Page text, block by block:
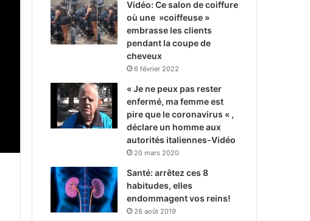
Vidéo: Ce salon de coiffure
où une »coiffeuse »
embrasse les clients
pendant la coupe de
cheveux
6 février 2022
« Je ne peux pas rester
enfermé, ma femme est
pire que le coronavirus « ,
déclare un homme aux
autorités italiennes-Vidéo
20 mars 2020
Santé: arrêtez ces 8
habitudes, elles
endommagent vos reins!
26 août 2019